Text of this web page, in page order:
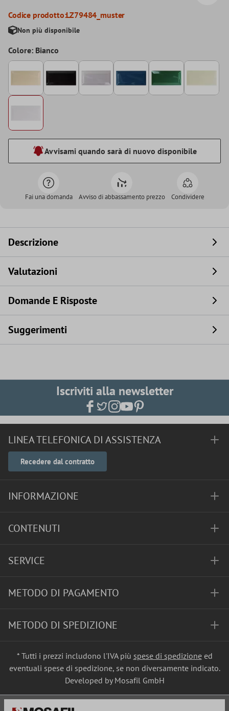
Codice prodotto:LZ79484_muster
Non più disponibile
Colore: Bianco
Avvisami quando sarà di nuovo disponibile
Fai una domanda Avviso di abbassamento prezzo Condividere
Descrizione
Valutazioni
Domande E Risposte
Suggerimenti
Iscriviti alla newsletter
LINEA TELEFONICA DI ASSISTENZA
Recedere dal contratto
INFORMAZIONE
CONTENUTI
SERVICE
METODO DI PAGAMENTO
METODO DI SPEDIZIONE
* Tutti i prezzi includono l'IVA più spese di spedizioneed
eventuali spese di spedizione, se non diversamente indicato.
Developed by Mosafil GmbH